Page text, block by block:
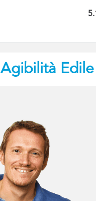
Agibilità Edile